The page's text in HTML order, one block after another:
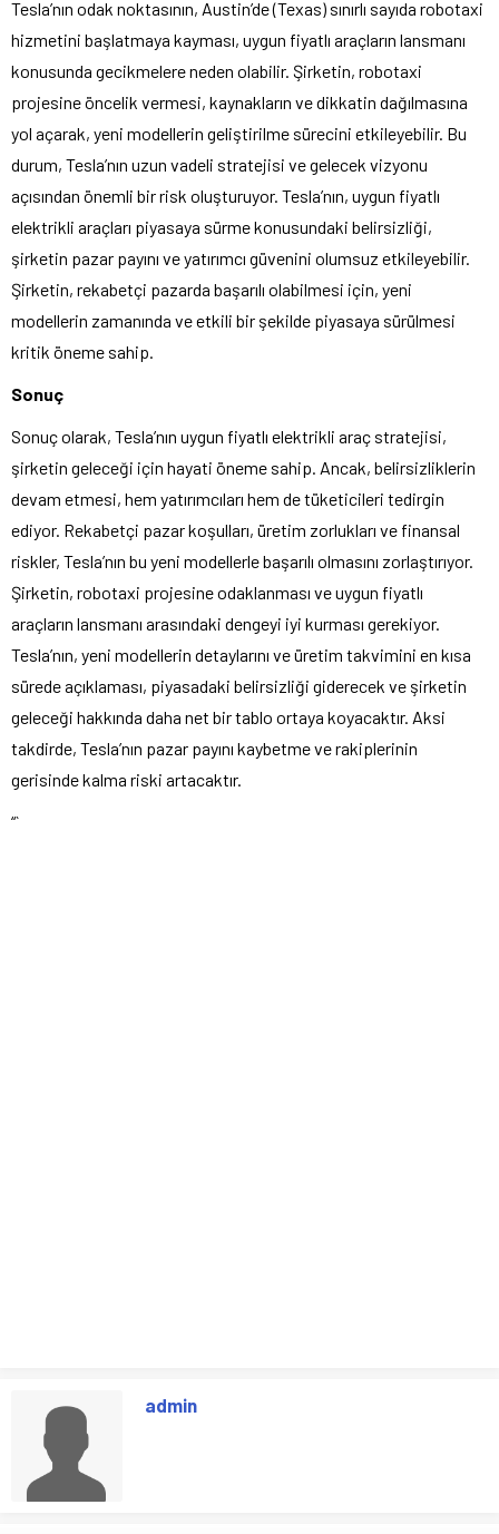
Tesla’nın odak noktasının, Austin’de (Texas) sınırlı sayıda robotaxi
hizmetini başlatmaya kayması, uygun fiyatlı araçların lansmanı
konusunda gecikmelere neden olabilir. Şirketin, robotaxi
projesine öncelik vermesi, kaynakların ve dikkatin dağılmasına
yol açarak, yeni modellerin geliştirilme sürecini etkileyebilir. Bu
durum, Tesla’nın uzun vadeli stratejisi ve gelecek vizyonu
açısından önemli bir risk oluşturuyor. Tesla’nın, uygun fiyatlı
elektrikli araçları piyasaya sürme konusundaki belirsizliği,
şirketin pazar payını ve yatırımcı güvenini olumsuz etkileyebilir.
Şirketin, rekabetçi pazarda başarılı olabilmesi için, yeni
modellerin zamanında ve etkili bir şekilde piyasaya sürülmesi
kritik öneme sahip.
Sonuç
Sonuç olarak, Tesla’nın uygun fiyatlı elektrikli araç stratejisi,
şirketin geleceği için hayati öneme sahip. Ancak, belirsizliklerin
devam etmesi, hem yatırımcıları hem de tüketicileri tedirgin
ediyor. Rekabetçi pazar koşulları, üretim zorlukları ve finansal
riskler, Tesla’nın bu yeni modellerle başarılı olmasını zorlaştırıyor.
Şirketin, robotaxi projesine odaklanması ve uygun fiyatlı
araçların lansmanı arasındaki dengeyi iyi kurması gerekiyor.
Tesla’nın, yeni modellerin detaylarını ve üretim takvimini en kısa
sürede açıklaması, piyasadaki belirsizliği giderecek ve şirketin
geleceği hakkında daha net bir tablo ortaya koyacaktır. Aksi
takdirde, Tesla’nın pazar payını kaybetme ve rakiplerinin
gerisinde kalma riski artacaktır.
“`
admin